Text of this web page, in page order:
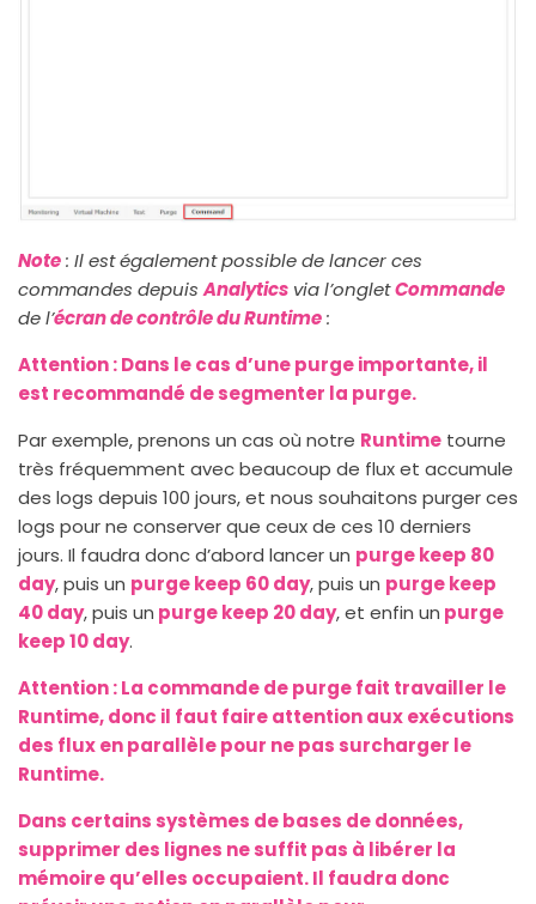
Note: Il est également possible de lancer ces
commandes depuisAnalytics via l’ongletCommande
de l’écran de contrôle du Runtime:
Attention : Dans le cas d’une purge importante, il
est recommandé de segmenter la purge.
Par exemple, prenons un cas où notre Runtime tourne
très fréquemment avec beaucoup de flux et accumule
des logs depuis 100 jours, et nous souhaitons purger ces
logs pour ne conserver que ceux de ces 10 derniers
jours. Il faudra donc d’abord lancer un purge keep 80
day, puis un purge keep 60 day, puis un purge keep
40 day, puis un purge keep 20 day, et enfin un purge
keep 10 day.
Attention : La commande de purge fait travailler le
Runtime, donc il faut faire attention aux exécutions
des flux en parallèle pour ne pas surcharger le
Runtime.
Dans certains systèmes de bases de données,
supprimer des lignes ne suffit pas à libérer la
mémoire qu’elles occupaient. Il faudra donc